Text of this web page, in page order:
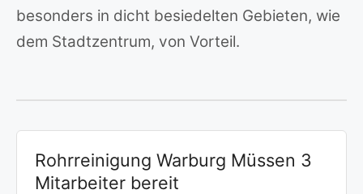
besonders in dicht besiedelten Gebieten, wie
dem Stadtzentrum, von Vorteil.
Rohrreinigung Warburg Müssen 3
Mitarbeiter bereit